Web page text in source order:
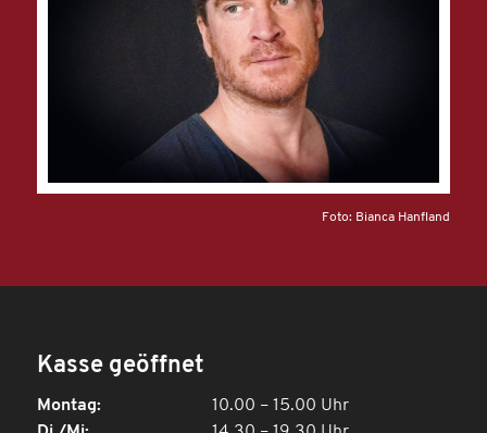
Foto: Bianca Hanfland
Kasse geöffnet
Montag:
10.00 – 15.00 Uhr